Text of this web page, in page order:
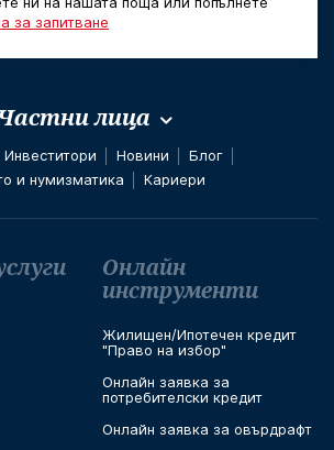
за запитване
Частни лица
Инвеститори Новини
Блог
и нумизматика
Кариери
Онлайн
инструменти
Жилищен/Ипотечен кредит
"Право на избор"
Онлайн заявка за
потребителски кредит
Онлайн заявка за овърдрафт